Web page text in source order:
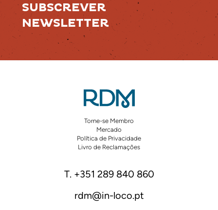
SUBSCREVER
NEWSLETTER
Torne-se Membro
Mercado
Política de Privacidade
Livro de Reclamações
T. +351 289 840 860
rdm@in-loco.pt